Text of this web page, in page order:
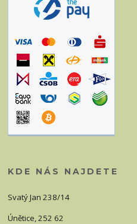
KDE NÁS NAJDETE
Svatý Jan 238/14
Únětice, 252 62